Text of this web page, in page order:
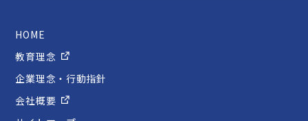
HOME
教育理念
企業理念・行動指針
会社概要